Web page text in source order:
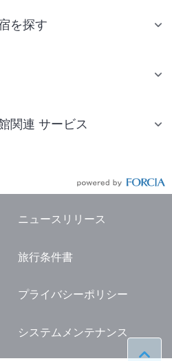
を探す
関連 サービス
ニュースリリース
旅行条件書
プライバシーポリシー
システムメンテナンス